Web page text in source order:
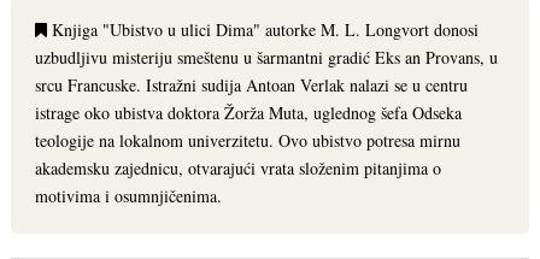
Knjiga "Ubistvo u ulici Dima" autorke M. L. Longvort donosi
uzbudljivu misteriju smeštenu u šarmantni gradić Eks an Provans, u
srcu Francuske. Istražni sudija Antoan Verlak nalazi se u centru
istrage oko ubistva doktora Žorža Muta, uglednog šefa Odseka
teologije na lokalnom univerzitetu. Ovo ubistvo potresa mirnu
akademsku zajednicu, otvarajući vrata složenim pitanjima o
motivima i osumnjičenima.